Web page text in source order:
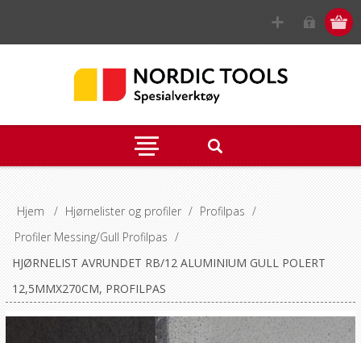
Hjem / Hjørnelister og profiler / Profilpas /
Profiler Messing/Gull Profilpas /
HJØRNELIST AVRUNDET RB/12 ALUMINIUM GULL POLERT
12,5MMX270CM, PROFILPAS